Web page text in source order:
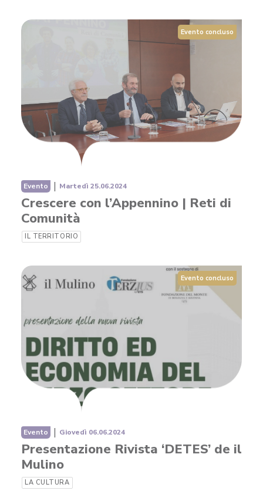
CONTATTI
Evento concluso
Evento | Martedì 25.06.2024
Crescere con l’Appennino | Reti di
Comunità
IL TERRITORIO
Evento concluso
Evento | Giovedì 06.06.2024
Presentazione Rivista ‘DETES’ de il
Mulino
LA CULTURA